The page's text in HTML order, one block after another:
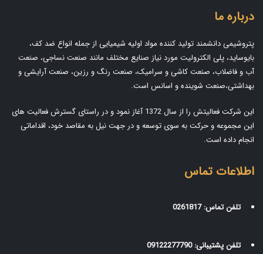
درباره ما
پتروشیمی دانشمند تولید کننده مواد اولیه شیمیایی از جمله انواع ضد کف،
بایوساید، پلی الکترولیت مورد نیاز صنایع مختلف مانند صنعت نساجی، صنعت
آب و فاضلاب، صنعت کاشی و سرامیک، صنعت رنگ و رزین، صنعت آرایشی و
بهداشتی،صنعت شوینده و اسانس است.
این شرکت فعالیتش را از سال 1372 آغاز نمود و در راستای گسترش فعالیت های
این مجموعه و حرکت به سوی توسعه و در جهت نیل به مقاصد خود، اقداماتی
انجام داده است.
اطلاعات تماس
تلفن تماس: 0261817
تلفن پشتیبانی: 09122277790